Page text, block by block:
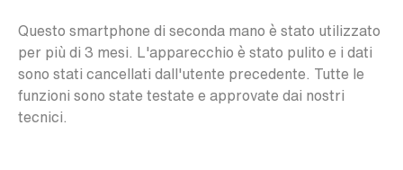
Questo smartphone di seconda mano è stato utilizzato
per più di 3 mesi. L'apparecchio è stato pulito e i dati
sono stati cancellati dall'utente precedente. Tutte le
funzioni sono state testate e approvate dai nostri
tecnici.